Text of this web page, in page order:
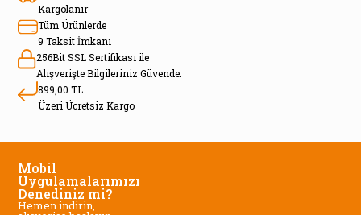
Kargolanır
Tüm Ürünlerde
9 Taksit İmkanı
256Bit SSL Sertifikası ile
Alışverişte Bilgileriniz Güvende.
899,00 TL.
Üzeri Ücretsiz Kargo
Mobil
Uygulamalarımızı
Denediniz mi?
Hemen indirin,